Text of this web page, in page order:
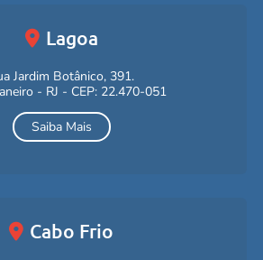
Lagoa
Jardim Botânico, 391.
- RJ - CEP: 22.470-051
Saiba Mais
Cabo Frio